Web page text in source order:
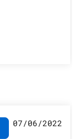
07/06/2022